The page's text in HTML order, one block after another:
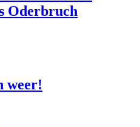
Oderbruch
weer!